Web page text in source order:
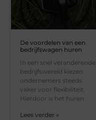
De voordelen van een
bedrijfswagen huren
In een snel veranderende
bedrijfswereld kiezen
ondernemers steeds
vaker voor flexibiliteit.
Hierdoor is het huren
Lees verder »